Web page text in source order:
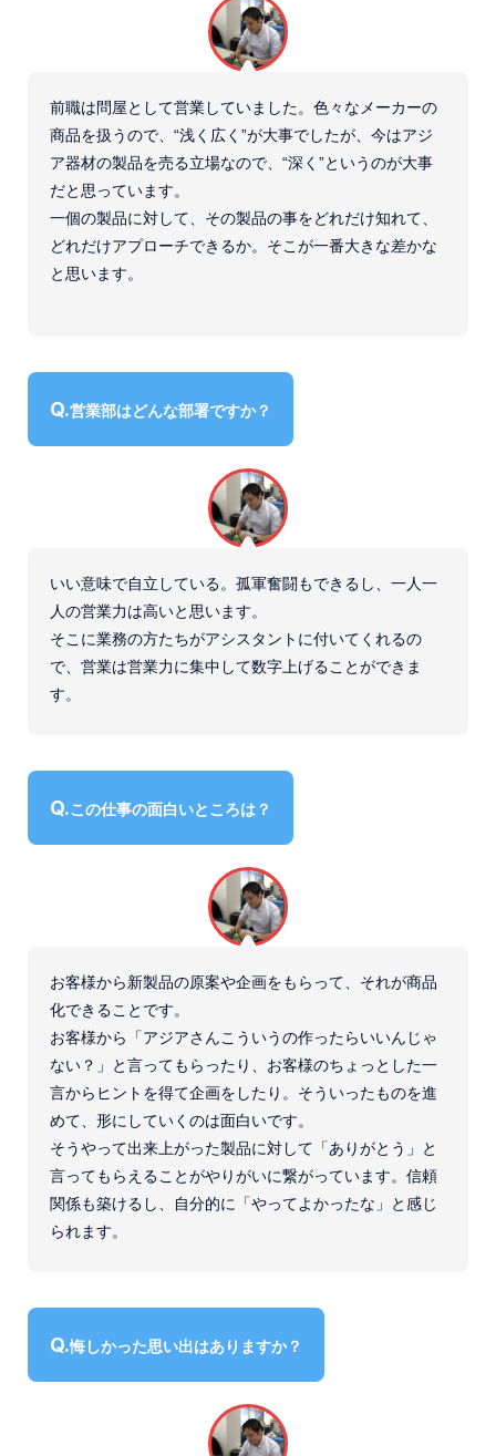
前職は問屋として営業していました。色々なメーカーの
商品を扱うので、“浅く広く”が大事でしたが、今はアジ
ア器材の製品を売る立場なので、“深く”というのが大事
だと思っています。
一個の製品に対して、その製品の事をどれだけ知れて、
どれだけアプローチできるか。そこが一番大きな差かな
と思います。
営業部はどんな部署ですか？
いい意味で自立している。孤軍奮闘もできるし、一人一
人の営業力は高いと思います。
そこに業務の方たちがアシスタントに付いてくれるの
で、営業は営業力に集中して数字上げることができま
す。
この仕事の面白いところは？
お客様から新製品の原案や企画をもらって、それが商品
化できることです。
お客様から「アジアさんこういうの作ったらいいんじゃ
ない？」と言ってもらったり、お客様のちょっとした一
言からヒントを得て企画をしたり。そういったものを進
めて、形にしていくのは面白いです。
そうやって出来上がった製品に対して「ありがとう」と
言ってもらえることがやりがいに繋がっています。信頼
関係も築けるし、自分的に「やってよかったな」と感じ
られます。
悔しかった思い出はありますか？